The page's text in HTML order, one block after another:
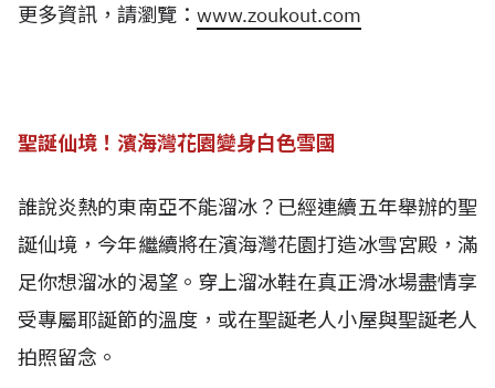
更多資訊，請瀏覽： www.zoukout.com
聖誕仙境！濱海灣花園變身白色雪國
誰說炎熱的東南亞不能溜冰？已經連續五年舉辦的聖
誕仙境，今年繼續將在濱海灣花園打造冰雪宮殿，滿
足你想溜冰的渴望。穿上溜冰鞋在真正滑冰場盡情享
受專屬耶誕節的溫度，或在聖誕老人小屋與聖誕老人
拍照留念。